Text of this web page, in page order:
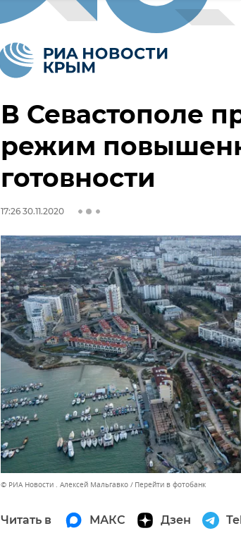
В Севастополе
режим
готовности
17:26 30.11.2020
© РИА Новости . Алексей Мальгавко Перейти в фотобанк
Читать в МАКС Дзен